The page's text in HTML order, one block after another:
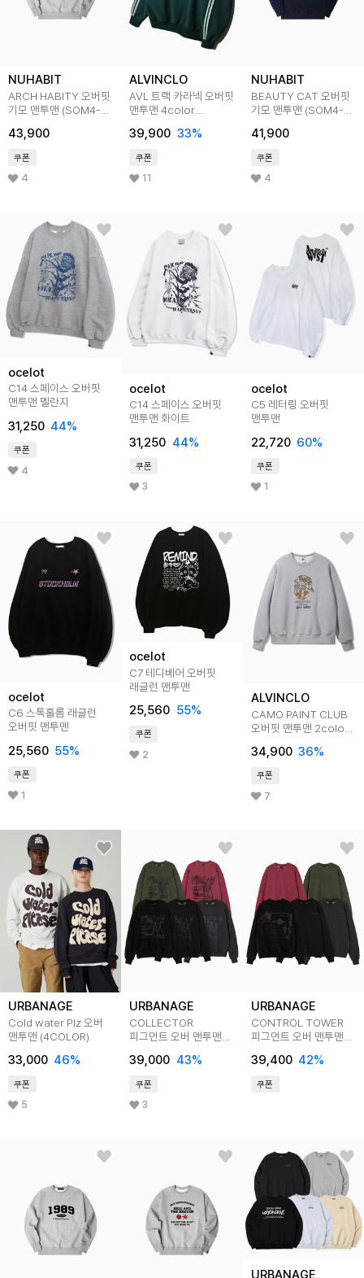
NUHABIT
ARCH HABITY 오버핏
기모 맨투맨 (SOM4-
43,900
쿠폰
4
ALVINCLO
AVL 트랙 카라넥 오버핏
맨투맨 4color
39,900 33%
쿠폰
11
NUHABIT
BEAUTY CAT 오버핏
기모 맨투맨 (SOM4-
41,900
쿠폰
4
ocelot
C14 스페이스 오버핏
맨투맨 멜란지
31,250 44%
쿠폰
4
ocelot
C14 스페이스 오버핏
맨투맨 화이트
31,250 44%
쿠폰
3
ocelot
C5 레터링 오버핏
맨투맨
22,720 60%
쿠폰
1
ocelot
C6 스톡홀롬 래글런
오버핏 맨투맨
25,560 55%
쿠폰
1
ocelot
C7 테디베어 오버핏
래글런 맨투맨
25,560 55%
쿠폰
2
ALVINCLO
CAMO PAINT CLUB
오버핏 맨투맨 2color
34,900 36%
쿠폰
7
URBANAGE
Cold water Plz 오버
맨투맨 (4COLOR)
33,000 46%
쿠폰
5
URBANAGE
COLLECTOR
피그먼트 오버 맨투맨
39,000 43%
쿠폰
3
URBANAGE
CONTROL TOWER
피그먼트 오버 맨투맨
39,400 42%
쿠폰
URBANAGE